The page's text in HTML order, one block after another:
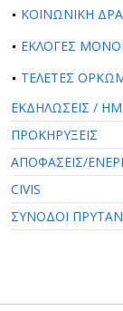
ΚΟΙΝΩΝΙΚΗ
ΕΚΛΟΓΕΣ
ΤΕΛΕΤΕΣ
ΕΚΔΗΛΩΣΕΙΣ /
ΠΡΟΚΗΡΥΞΕΙΣ
ΑΠΟΦΑΣΕΙΣ/
CIVIS
ΣΥΝΟΔΟΙ